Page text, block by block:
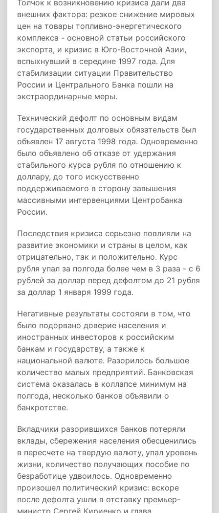
Толчок к возникновению кризиса дали два
внешних фактора: резкое снижение мировых
цен на товары топливно-энергетического
комплекса - основной статьи российского
экспорта, и кризис в Юго-Восточной Азии,
вспыхнувший в середине 1997 года. Для
стабилизации ситуации Правительство
России и Центрального Банка пошли на
экстраординарные меры.
Технический дефолт по основным видам
государственных долговых обязательств был
объявлен 17 августа 1998 года. Одновременно
было объявлено об отказе от удержания
стабильного курса рубля по отношению к
доллару, до того искусственно
поддерживаемого в сторону завышения
массивными интервенциями Центробанка
России.
Последствия кризиса серьезно повлияли на
развитие экономики и страны в целом, как
отрицательно, так и положительно. Курс
рубля упал за полгода более чем в 3 раза - с 6
рублей за доллар перед дефолтом до 21 рубля
за доллар 1 января 1999 года.
Негативные результаты состояли в том, что
было подорвано доверие населения и
иностранных инвесторов к российским
банкам и государству, а также к
национальной валюте. Разорилось большое
количество малых предприятий. Банковская
система оказалась в коллапсе минимум на
полгода, несколько банков объявили о
банкротстве.
Вкладчики разорившихся банков потеряли
вклады, сбережения населения обесценились
в пересчете на твердую валюту, упал уровень
жизни, количество получающих пособие по
безработице удвоилось. Одновременно
произошел политический кризис: вскоре
после дефолта ушли в отставку премьер-
министр Сергей Кириенко и глава